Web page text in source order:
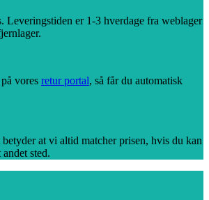
Leveringstiden er 1-3 hverdage fra weblager
vores retur portal, så får du automatisk
at vi altid matcher prisen, hvis du kan
sted.